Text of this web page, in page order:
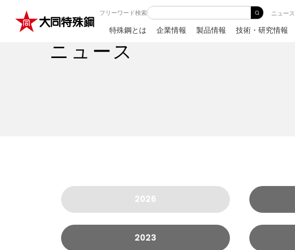
特殊鋼とは 企業情報 製品情報 技術・研究情報
フリーワード検索 ニュース
ニュース
2026
2023